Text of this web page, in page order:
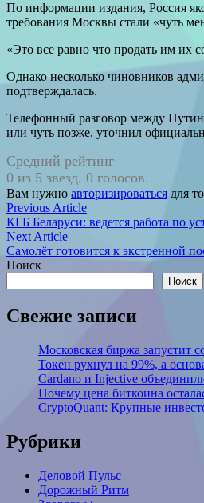
По информации издания, Россия
требования Москвы стали «чуть
«Это все равно что продать им их
Однако несколько чиновников
подтверждалась.
Телефонный разговор между
или чуть позже, уточнил
Средний рейтинг
0 из 5 звезд. 0 голосов.
Вам нужно авторизироваться для
Навигация
по
записям
Previous ArticlePrevious
article:
КГБ Беларуси: ведется работа по
Next ArticleNext
article:
Самолёт готовится к экстренной
Поиск
Поиск
Свежие записи
Московская биржа запустит
Токен рухнул на 99%, а
Cardano и Injective
Почему цена биткоина
CryptoQuant: Крупные
Рубрики
Деловой Пульс
Дорожный Ритм